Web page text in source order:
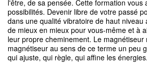
l'être, de sa pensée. Cette formation vous
possibilités. Devenir libre de votre passé
dans une qualité vibratoire de haut
de mieux en mieux pour vous-même et à
leur propre cheminement. Le magnétiseur
magnétiseur au sens de ce terme un peu
qui ajuste, qui règle, qui affine les énergies.